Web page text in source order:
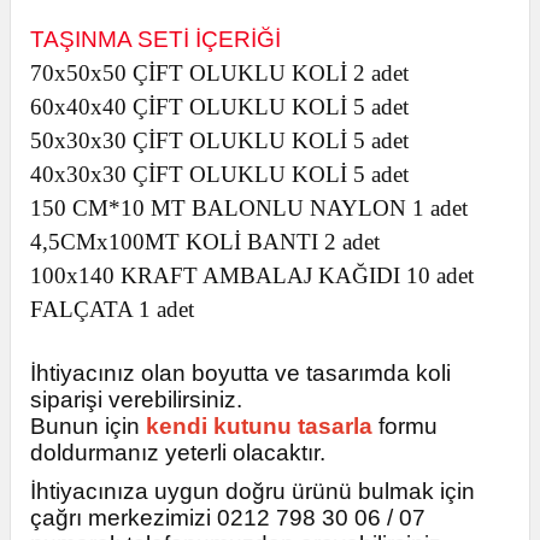
ve Koliler
TAŞINMA SETİ İÇERİĞİ
70x50x50 ÇİFT OLUKLU KOLİ 2 adet
60x40x40 ÇİFT OLUKLU KOLİ 5 adet
50x30x30 ÇİFT OLUKLU KOLİ 5 adet
40x30x30 ÇİFT OLUKLU KOLİ 5 adet
150 CM*10 MT BALONLU NAYLON 1 adet
4,5CMx100MT KOLİ BANTI 2 adet
100x140 KRAFT AMBALAJ KAĞIDI 10 adet
FALÇATA 1 adet
İhtiyacınız olan boyutta ve tasarımda koli
siparişi verebilirsiniz.
Bunun için kendi kutunu tasarla formu
doldurmanız yeterli olacaktır.
İhtiyacınıza uygun doğru ürünü bulmak için
çağrı merkezimizi 0212 798 30 06 / 07